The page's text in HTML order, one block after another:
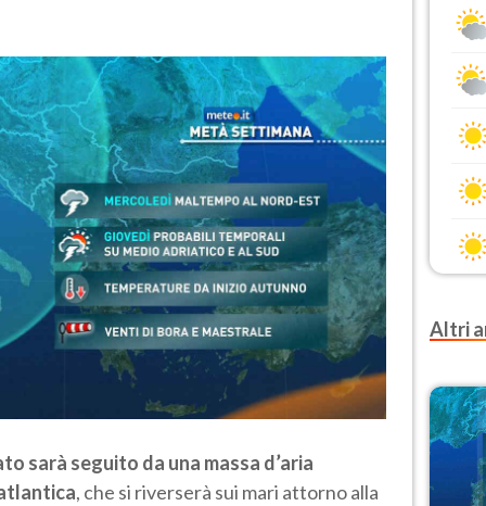
sarà seguito da una massa d’aria
, che si riverserà sui mari attorno alla
Altri